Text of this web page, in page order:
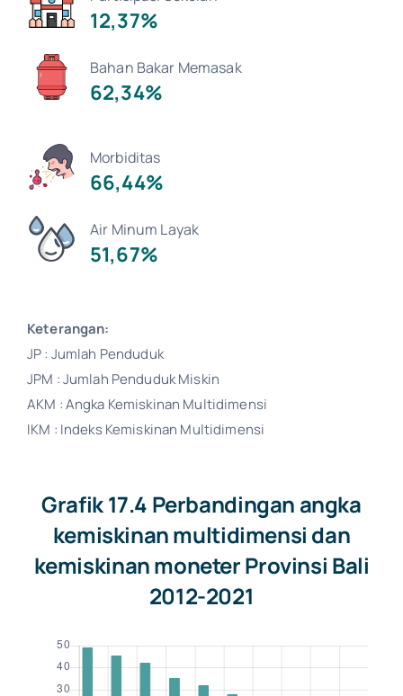
12,37%
Bahan Bakar Memasak
62,34%
Morbiditas
66,44%
Air Minum Layak
51,67%
Keterangan:
JP : Jumlah Penduduk
JPM : Jumlah Penduduk Miskin
AKM : Angka Kemiskinan Multidimensi
IKM : Indeks Kemiskinan Multidimensi
Grafik 17.4 Perbandingan angka
kemiskinan multidimensi dan
kemiskinan moneter Provinsi Bali
2012-2021